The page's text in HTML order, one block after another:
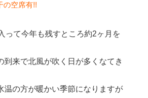
の空席有!!
って今年も残すところ約2ヶ月を
到来で北風が吹く日が多くなてき
温の方が暖かい季節になりますが